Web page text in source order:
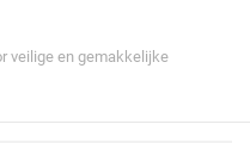
veilige en gemakkelijke